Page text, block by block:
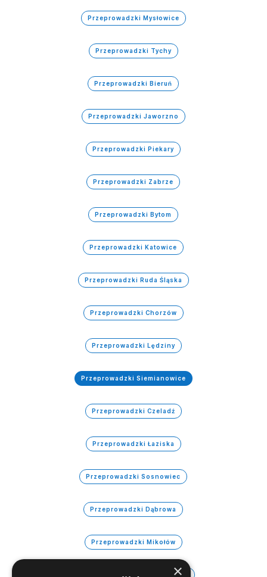
Przeprowadzki Mysłowice
Przeprowadzki Tychy
Przeprowadzki Bieruń
Przeprowadzki Jaworzno
Przeprowadzki Piekary
Przeprowadzki Zabrze
Przeprowadzki Bytom
Przeprowadzki Katowice
Przeprowadzki Ruda Śląska
Przeprowadzki Chorzów
Przeprowadzki Lędziny
Przeprowadzki Siemianowice
Przeprowadzki Czeladź
Przeprowadzki Łaziska
Przeprowadzki Sosnowiec
Przeprowadzki Dąbrowa
Przeprowadzki Mikołów
Przeprowadzki Świętochłowice
×